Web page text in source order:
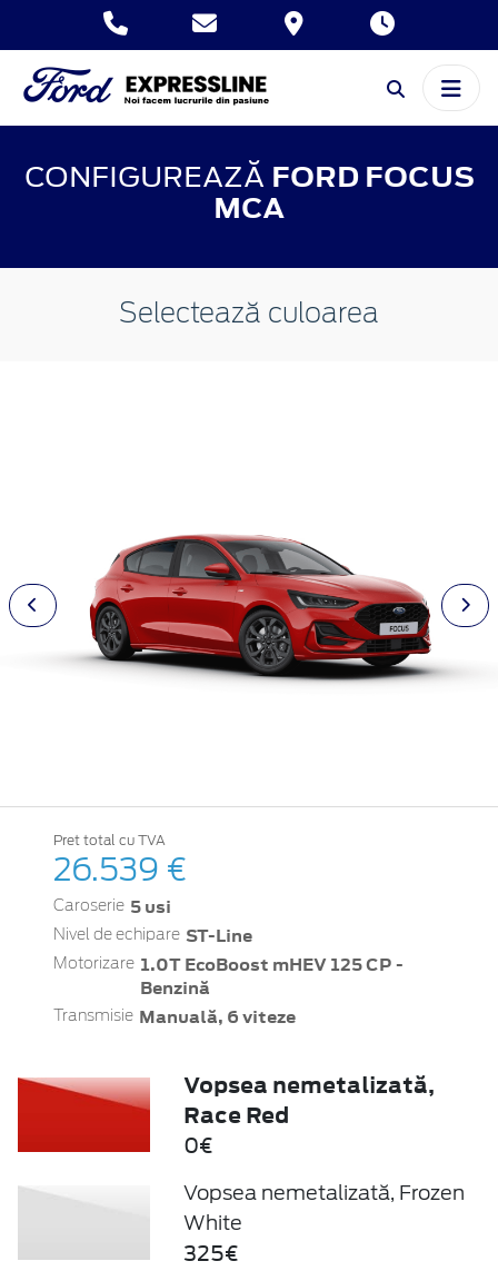
CONFIGUREAZĂ FORD FOCUS
MCA
Selectează culoarea
Pret total cu TVA
26.539 €
Caroserie 5 usi
Nivel de echipare ST-Line
Motorizare 1.0T EcoBoost mHEV 125 CP -
Benzină
Transmisie Manuală, 6 viteze
Vopsea nemetalizată,
Race Red
0€
Vopsea nemetalizată, Frozen
White
325€